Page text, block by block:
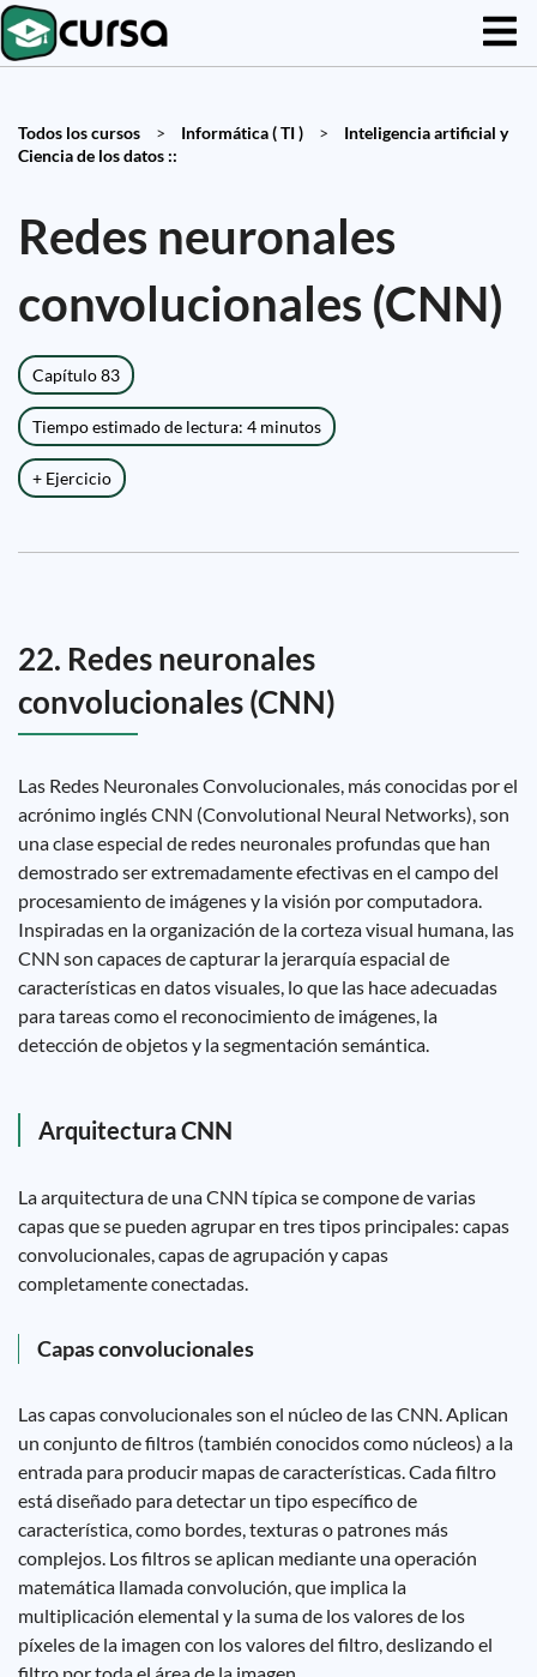
Todos los cursos > Informática ( TI ) >
Inteligencia artificial y
Ciencia de los datos ::
Redes neuronales
convolucionales (CNN)
Capítulo 83
Tiempo estimado de lectura: 4 minutos
+ Ejercicio
22. Redes neuronales
convolucionales (CNN)
Las Redes Neuronales Convolucionales, más conocidas por el
acrónimo inglés CNN (Convolutional Neural Networks), son
una clase especial de redes neuronales profundas que han
demostrado ser extremadamente efectivas en el campo del
procesamiento de imágenes y la visión por computadora.
Inspiradas en la organización de la corteza visual humana, las
CNN son capaces de capturar la jerarquía espacial de
características en datos visuales, lo que las hace adecuadas
para tareas como el reconocimiento de imágenes, la
detección de objetos y la segmentación semántica.
Arquitectura CNN
La arquitectura de una CNN típica se compone de varias
capas que se pueden agrupar en tres tipos principales: capas
convolucionales, capas de agrupación y capas
completamente conectadas.
Capas convolucionales
Las capas convolucionales son el núcleo de las CNN. Aplican
un conjunto de filtros (también conocidos como núcleos) a la
entrada para producir mapas de características. Cada filtro
está diseñado para detectar un tipo específico de
característica, como bordes, texturas o patrones más
complejos. Los filtros se aplican mediante una operación
matemática llamada convolución, que implica la
multiplicación elemental y la suma de los valores de los
píxeles de la imagen con los valores del filtro, deslizando el